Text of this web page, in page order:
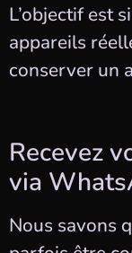
L’objectif est
appareils
conserver un
Recevez
via
Nous savons